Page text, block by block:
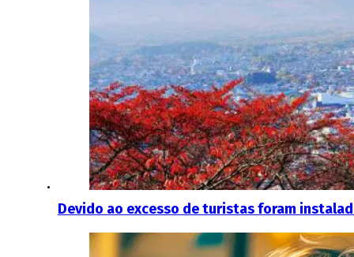
Devido ao excesso de turistas foram